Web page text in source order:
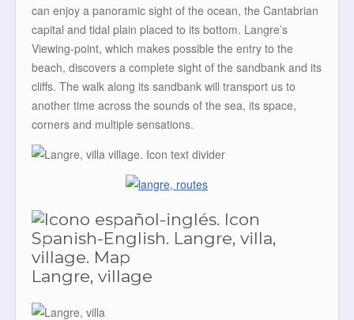
can enjoy a panoramic sight of the ocean, the Cantabrian
capital and tidal plain placed to its bottom. Langre’s
Viewing-point, which makes possible the entry to the
beach, discovers a complete sight of the sandbank and its
cliffs. The walk along its sandbank will transport us to
another time across the sounds of the sea, its space,
corners and multiple sensations.
Langre, village